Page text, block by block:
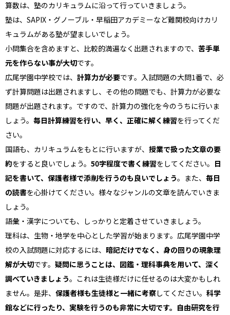
算数は、塾のカリキュラムに沿って行っていきましょう。
塾は、SAPIX・グノーブル・早稲田アカデミーなど難関校向けカリ
キュラムがある塾が望ましいでしょう。
小問集合を含めますと、比較的満遍なく出題されますので、 苦手単
元を作らない事が大切です。
広尾学園中学校では、 計算力が必要です。入試問題の大問1番で、必
ず計算問題は出題されますし、その他の問題でも、計算力が必要な
問題が出題されます。ですので、計算力の強化を今のうちに行いま
しょう。 毎日計算練習を行い、早く、正確に解く練習を行ってくだ
さい。
国語も、カリキュラムをもとに行いますが、 授業で扱った文章の要
約をすると良いでしょう。 50字程度で書く練習をしてください。 日
記を書いて、保護者様で添削を行うのも良いでしょう。また、 毎日
の読書を心掛けてください。様々なジャンルの文章を読んでいきま
しょう。
語彙・漢字についても、しっかりと定着させていきましょう。
理科は、生物・地学を中心とした学習が始まります。広尾学園中学
校の入試問題に対応するには、 暗記だけでなく、身の回りの現象理
解が大切です。 疑問に思うことは、図鑑・理科事典を用いて、深く
調べていきましょう。これは生徒様だけに任せるのは大変かもしれ
ません。是非、 保護者様も生徒様と一緒に考察してください。 科学
館などに行ったり、実験を行うのも非常に大切です。自由研究を行